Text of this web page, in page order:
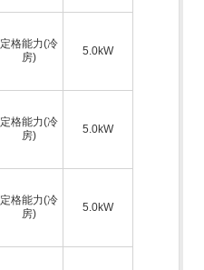
定格能力(冷
房)
5.0kW
定格能力(冷
房)
5.0kW
定格能力(冷
房)
5.0kW